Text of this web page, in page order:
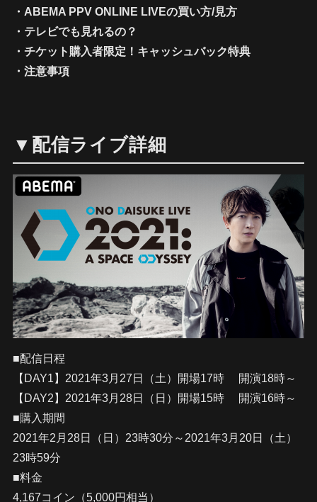
・ABEMA PPV ONLINE LIVEの買い方/見方
・テレビでも見れるの？
・チケット購入者限定！キャッシュバック特典
・注意事項
▼配信ライブ詳細
■配信日程
【DAY1】2021年3月27日（土）開場17時 開演18時～
【DAY2】2021年3月28日（日）開場15時 開演16時～
■購入期間
2021年2月28日（日）23時30分～2021年3月20日（土）
23時59分
■料金
4,167コイン（5,000円相当）